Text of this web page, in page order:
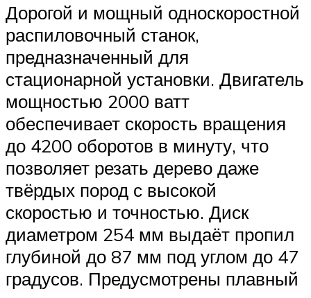
Дорогой и мощный односкоростной
распиловочный станок,
предназначенный для
стационарной установки. Двигатель
мощностью 2000 ватт
обеспечивает скорость вращения
до 4200 оборотов в минуту, что
позволяет резать дерево даже
твёрдых пород с высокой
скоростью и точностью. Диск
диаметром 254 мм выдаёт пропил
глубиной до 87 мм под углом до 47
градусов. Предусмотрены плавный